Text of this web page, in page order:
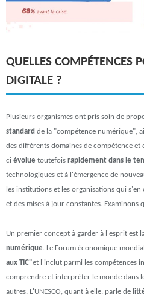
QUELLES COMPÉTENCES
DIGITALE ?
Plusieurs organismes ont pris soin de
standard de la "compétence numérique",
des différents domaines de compétence
ci évolue toutefois rapidement dans le
technologiques et à l'émergence de
les institutions et les organisations qui
et des mises à jour constantes. Examinons
Un premier concept à garder à l'esprit est
numérique . Le Forum économique
aux TIC"et l'inclut parmi les compétences
comprendre et interpréter le monde dans
autres. L'UNESCO, quant à elle, parle de